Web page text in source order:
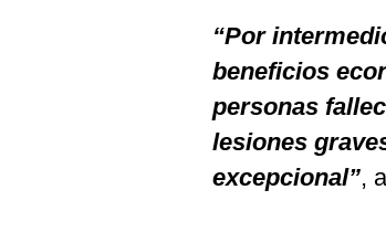
“Por
beneficios
personas
lesiones
excepcional”,